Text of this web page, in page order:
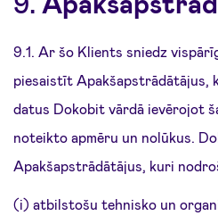
9.1. Ar šo Klients sniedz
piesaistīt Apakšapstrādātājus,
datus Dokobit vārdā ievērojot
noteikto apmēru un nolūkus.
Apakšapstrādātājus, kuri
(i) atbilstošu tehnisko un